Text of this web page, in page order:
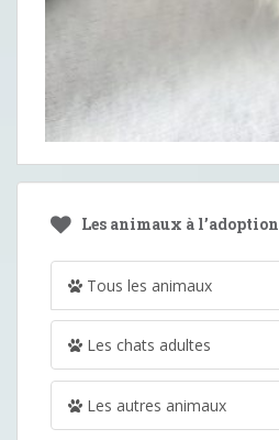
Les animaux à l’adoption
Tous les animaux
Les chats adultes
Les autres animaux